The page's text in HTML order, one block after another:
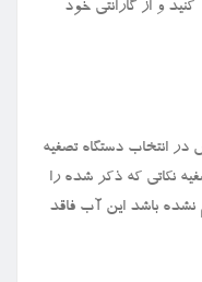
و از گارانتی خود
انتخاب دستگاه تصفیه
نکاتی که ذکر شده را
نشده باشد این آب فاقد